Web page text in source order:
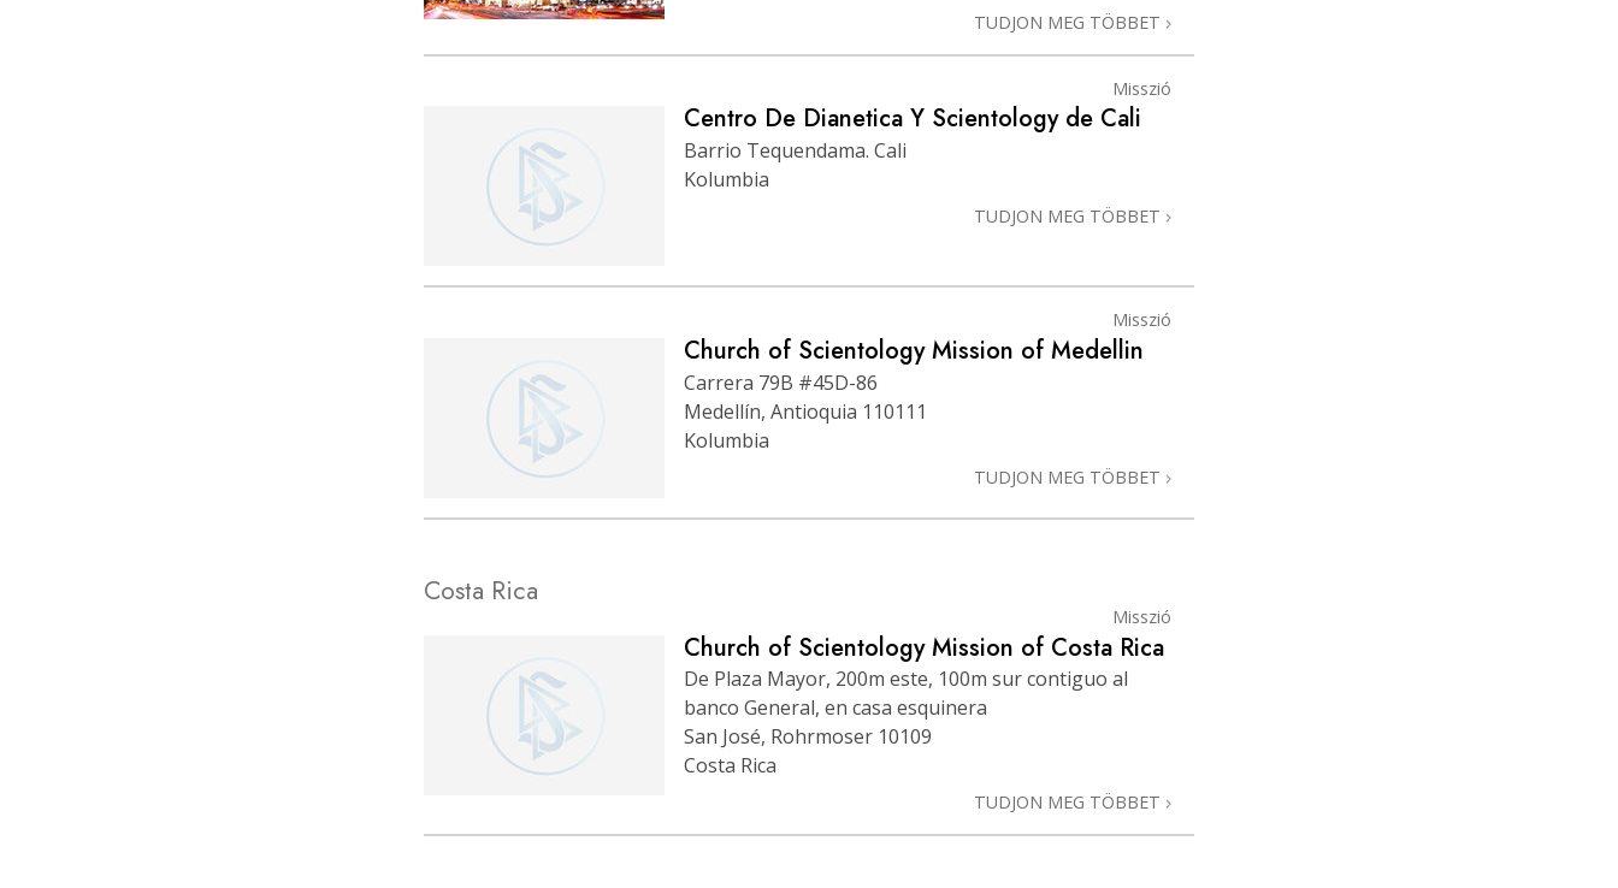
TUDJON MEG TÖBBET
Misszió
Centro De Dianetica Y Scientology de Cali
Barrio Tequendama. Cali
Kolumbia
TUDJON MEG TÖBBET
Misszió
Church of Scientology Mission of Medellin
Carrera 79B #45D-86
Medellín, Antioquia 110111
Kolumbia
TUDJON MEG TÖBBET
Costa Rica
Misszió
Church of Scientology Mission of Costa Rica
De Plaza Mayor, 200m este, 100m sur contiguo al
banco General, en casa esquinera
San José, Rohrmoser 10109
Costa Rica
TUDJON MEG TÖBBET